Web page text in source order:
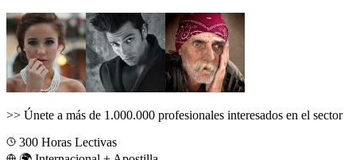
>> Únete a más de 1.000.000 profesionales interesados en el sector
300 Horas Lectivas